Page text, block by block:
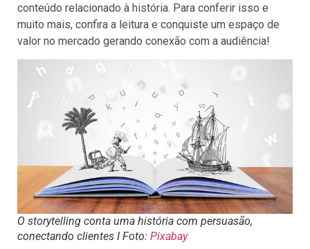
conteúdo relacionado à história. Para conferir isso e
muito mais, confira a leitura e conquiste um espaço de
valor no mercado gerando conexão com a audiência!
O storytelling conta uma história com persuasão,
conectando clientes I Foto: Pixabay